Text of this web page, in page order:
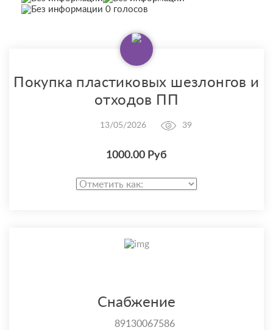
0 голосов
Покупка пластиковых шезлонгов и
отходов ПП
13/05/2026 39
1000.00 Руб
Снабжение
89130067586